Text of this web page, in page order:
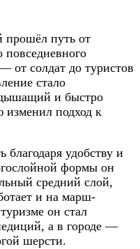
прошёл путь от
повседневного
от солдат до туристов
стало
дышащий и быстро
изменил подход к
удобству и
формы он
средний слой,
и на марш-
он стал
а в городе —
шерсти.